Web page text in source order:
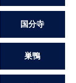
国分寺
巣鴨